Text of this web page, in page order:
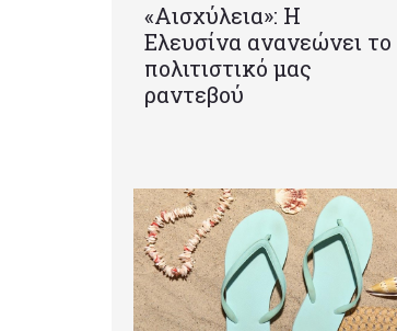
«Αισχύλεια»: Η
Ελευσίνα ανανεώνει το
πολιτιστικό μας
ραντεβού